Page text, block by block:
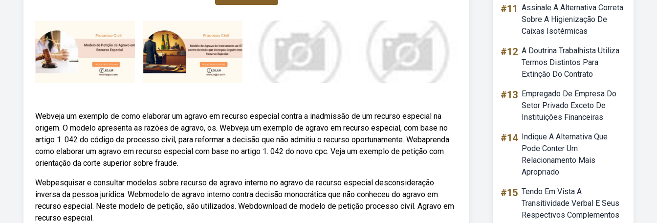
Webveja um exemplo de como elaborar um agravo em recurso especial contra a inadmissão de um recurso especial na
origem. O modelo apresenta as razões de agravo, os. Webveja um exemplo de agravo em recurso especial, com base no
artigo 1. 042 do código de processo civil, para reformar a decisão que não admitiu o recurso oportunamente. Webaprenda
como elaborar um agravo em recurso especial com base no artigo 1. 042 do novo cpc. Veja um exemplo de petição com
orientação da corte superior sobre fraude.
Webpesquisar e consultar modelos sobre recurso de agravo interno no agravo de recurso especial desconsideração
inversa da pessoa jurídica. Webmodelo de agravo interno contra decisão monocrática que não conheceu do agravo em
recurso especial. Neste modelo de petição, são utilizados. Webdownload de modelo de petição processo civil. Agravo em
recurso especial.
#11 Assinale A Alternativa Correta
Sobre A Higienização De
Caixas Isotérmicas
#12 A Doutrina Trabalhista Utiliza
Termos Distintos Para
Extinção Do Contrato
#13 Empregado De Empresa Do
Setor Privado Exceto De
Instituições Financeiras
#14 Indique A Alternativa Que
Pode Conter Um
Relacionamento Mais
Apropriado
#15 Tendo Em Vista A
Transitividade Verbal E Seus
Respectivos Complementos